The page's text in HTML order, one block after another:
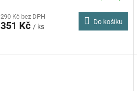
290 Kč bez DPH
351 Kč / ks
Do košíku